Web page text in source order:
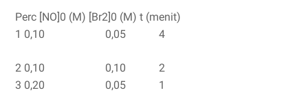
Perc [NO]0 (M) [Br2]0 (M) t (menit)
1 0,10 0,05 4
2 0,10 0,10
2
3 0,20 0,05
1